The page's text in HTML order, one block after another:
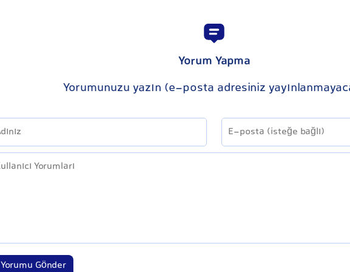
Yorum Yapma
Yorumunuzu yazın (e-posta adresiniz
Yorumu Gönder